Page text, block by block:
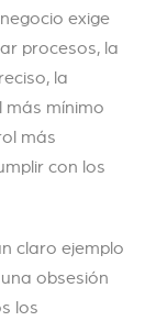
exige
procesos, la
la
más mínimo
más
con los
claro ejemplo
obsesión
los